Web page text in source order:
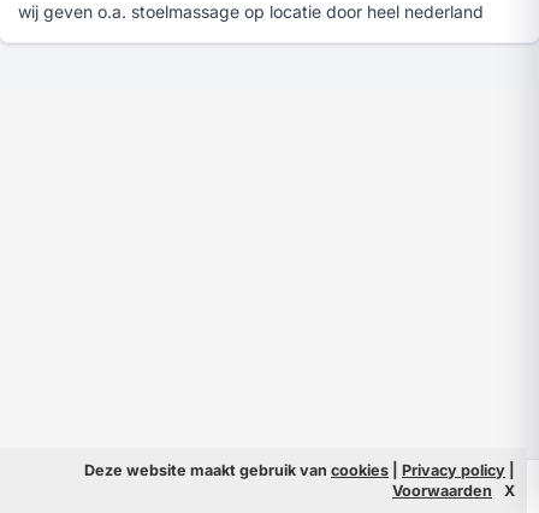
wij geven o.a. stoelmassage op locatie door heel nederland
Info
Deze website maakt gebruik van cookies Privacy policy
Voorwaarden
X